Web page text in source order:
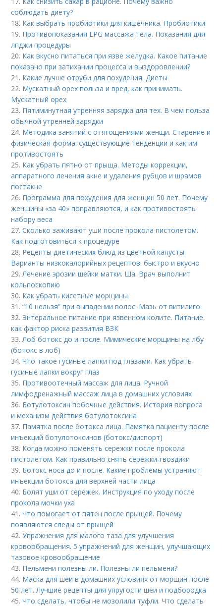
соблюдать диету?
18. Как выбрать пробиотики для кишечника. Пробиотики
19. Противопоказания LPG массажа тела. Показания для
лпджи процедуры
20. Как вкусно питаться при язве желудка. Какое питание
показано при затихании процесса и выздоровлении?
21. Какие лучше отруби для похудения. Диеты
22. Мускатный орех польза и вред, как принимать.
Мускатный орех
23. Пятиминутная утренняя зарядка для тех. В чем польза
обычной утренней зарядки
24. Методика занятий с отягощениями женщи. Старение и
физическая форма: существующие тенденции и как им
противостоять
25. Как убрать пятно от прыща. Методы коррекции,
аппаратного лечения акне и удаления рубцов и шрамов
постакне
26. Программа для похудения для женщин 50 лет. Почему
женщины «за 40» поправляются, и как противостоять
набору веса
27.Сколько заживают уши после прокола пистолетом.
Как подготовиться к процедуре
28. Рецепты диетических блюд из цветной капусты.
Варианты низкокалорийных рецептов: быстро и вкусно
29. Лечение эрозии шейки матки. Ша. Врач выполнит
кольпоскопию
30. Как убрать кисетные морщины
31.“10 нельзя” при выпадении волос. Мазь от витилиго
32. Энтеральное питание при язвенном колите. Питание,
как фактор риска развития ВЗК
33. Лоб ботокс до и после. Мимические морщины на лбу
(ботокс в лоб)
34.Что такое гусиные лапки под глазами. Как убрать
гусиные лапки вокруг глаз
35. Противоотечный массаж для лица. Ручной
лимфодренажный массаж лица в домашних условиях
36. Ботулотоксин побочные действия. История вопроса
и механизм действия ботулотоксина
37. Памятка после ботокса лица. Памятка пациенту после
инъекций ботулотоксинов (ботокс/диспорт)
38. Когда можно поменять сережки после прокола
пистолетом. Как правильно снять сережки-гвоздики
39. Ботокс носа до и после. Какие проблемы устраняют
инъекции ботокса для верхней части лица
40. Болят уши от сережек. Инструкция по уходу после
прокола мочки уха
41.Что помогает от пятен после прыщей. Почему
появляются следы от прыщей
42.Упражнения для малого таза для улучшения
кровообращения. 5 упражнений для женщин, улучшающих
тазовое кровообращение
43. Пельмени полезны ли. Полезны ли пельмени?
44. Маска для шеи в домашних условиях от морщин после
50 лет. Лучшие рецепты для упругости шеи и подбородка
45.Что сделать, чтобы не мозолили туфли. Что сделать